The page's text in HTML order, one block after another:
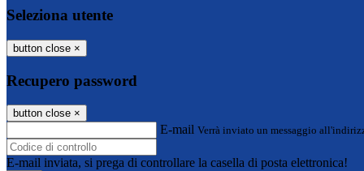
Seleziona utente
button close ×
Recupero password
button close ×
E-mail Verrà inviato un messaggio
E-mail inviata, si prega di controllare la casella di posta elettronica!